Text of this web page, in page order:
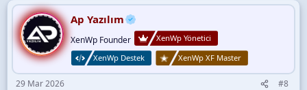
Ap Yazılım
XenWp Founder
XenWp Yönetici
XenWp Destek
XenWp XF Master
29 Mar 2026 #8